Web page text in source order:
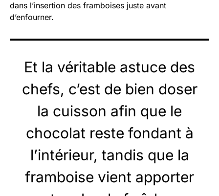
dans l’insertion des framboises juste avant
d’enfourner.
Et la véritable astuce des
chefs, c’est de bien doser
la cuisson afin que le
chocolat reste fondant à
l’intérieur, tandis que la
framboise vient apporter